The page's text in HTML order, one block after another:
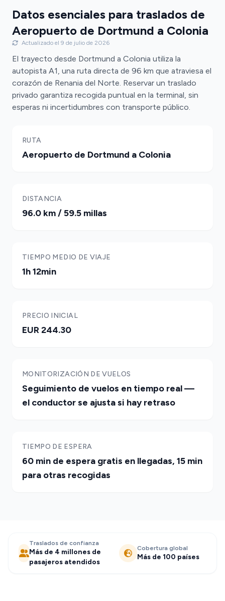
Datos esenciales para traslados de
Aeropuerto de Dortmund a Colonia
Actualizado el 9 de julio de 2026
El trayecto desde Dortmund a Colonia utiliza la
autopista A1, una ruta directa de 96 km que atraviesa el
corazón de Renania del Norte. Reservar un traslado
privado garantiza recogida puntual en la terminal, sin
esperas ni incertidumbres con transporte público.
RUTA
Aeropuerto de Dortmund a Colonia
DISTANCIA
96.0 km / 59.5 millas
TIEMPO MEDIO DE VIAJE
1h 12min
PRECIO INICIAL
EUR 244.30
MONITORIZACIÓN DE VUELOS
Seguimiento de vuelos en tiempo real —
el conductor se ajusta si hay retraso
TIEMPO DE ESPERA
60 min de espera gratis en llegadas, 15 min
para otras recogidas
Traslados de confianza
Más de 4 millones de
pasajeros atendidos
Cobertura global
Más de 100 países